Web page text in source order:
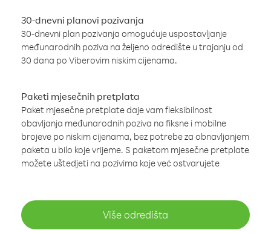
30-dnevni planovi pozivanja
30-dnevni plan pozivanja omogućuje uspostavljanje
međunarodnih poziva na željeno odredište u trajanju od
30 dana po Viberovim niskim cijenama.
Paketi mjesečnih pretplata
Paket mjesečne pretplate daje vam fleksibilnost
obavljanja međunarodnih poziva na fiksne i mobilne
brojeve po niskim cijenama, bez potrebe za obnavljanjem
paketa u bilo koje vrijeme. S paketom mjesečne pretplate
možete uštedjeti na pozivima koje već ostvarujete
Više odredišta